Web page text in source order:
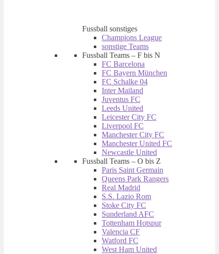
Fussball sonstiges
Champions League
sonstige Teams
Fussball Teams – F bis N
FC Barcelona
FC Bayern München
FC Schalke 04
Inter Mailand
Juventus FC
Leeds United
Leicester City FC
Liverpool FC
Manchester City FC
Manchester United FC
Newcastle United
Fussball Teams – O bis Z
Paris Saint Germain
Queens Park Rangers
Real Madrid
S.S. Lazio Rom
Stoke City FC
Sunderland AFC
Tottenham Hotspur
Valencia CF
Watford FC
West Ham United